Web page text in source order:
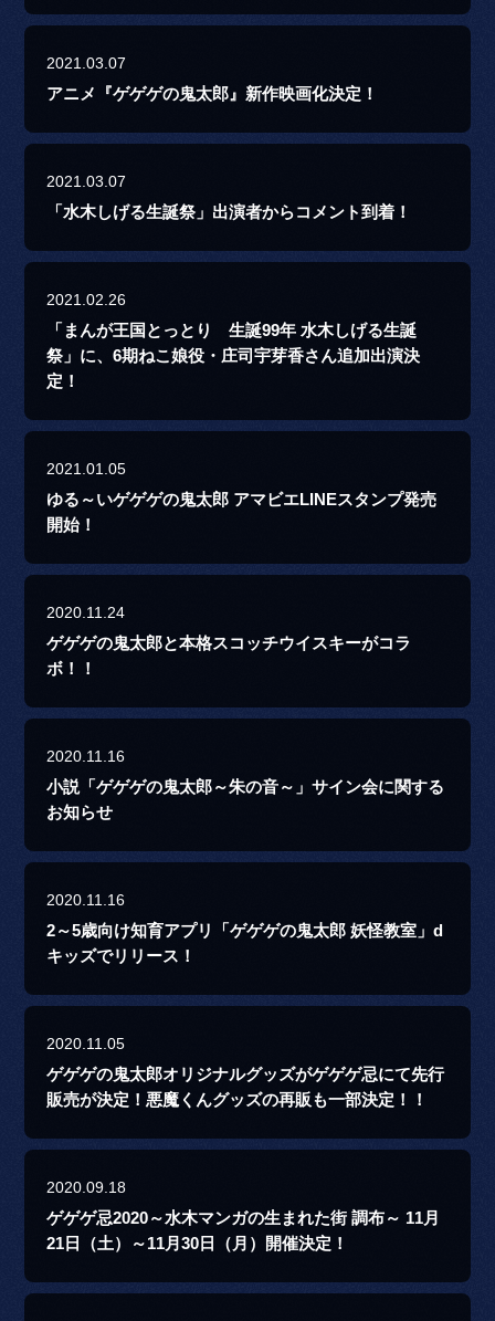
2021.03.07
アニメ『ゲゲゲの鬼太郎』新作映画化決定！
2021.03.07
「水木しげる生誕祭」出演者からコメント到着！
2021.02.26
「まんが王国とっとり 生誕99年 水木しげる生誕
祭」に、6期ねこ娘役・庄司宇芽香さん追加出演決
定！
2021.01.05
ゆる～いゲゲゲの鬼太郎 アマビエLINEスタンプ発売
開始！
2020.11.24
ゲゲゲの鬼太郎と本格スコッチウイスキーがコラ
ボ！！
2020.11.16
小説「ゲゲゲの鬼太郎～朱の音～」サイン会に関する
お知らせ
2020.11.16
2～5歳向け知育アプリ「ゲゲゲの鬼太郎 妖怪教室」d
キッズでリリース！
2020.11.05
ゲゲゲの鬼太郎オリジナルグッズがゲゲゲ忌にて先行
販売が決定！悪魔くんグッズの再販も一部決定！！
2020.09.18
ゲゲゲ忌2020～水木マンガの生まれた街 調布～ 11月
21日（土）～11月30日（月）開催決定！